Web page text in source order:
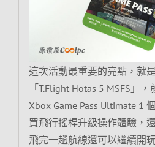
這次活動最重要的亮點，就
「T.Flight Hotas 5 MSFS」
Xbox Game Pass Ultimate 1
買飛行搖桿升級操作體驗，
飛完一趟航線還可以繼續開